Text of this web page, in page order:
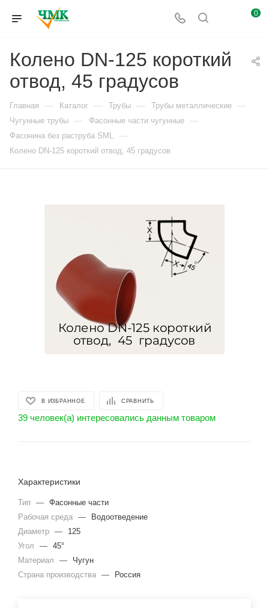
0
Колено DN-125 короткий
отвод, 45 градусов
Главная — Каталог — Трубы — Трубы металлические —
Чугунные трубы — Фасонные части чугунные —
Фасонина без раструба SML —
Колено DN-125 короткий отвод, 45 градусов
В ИЗБРАННОЕ СРАВНИТЬ
39 человек(а) интересовались данным товаром
Характеристики
Тип — Фасонные части
Рабочая среда —
Водоотведение
Диаметр —
125
Угол
— 45°
Материал
—
Чугун
Страна производства — Россия